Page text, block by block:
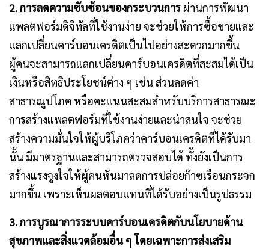
2. การลดความซับซ้อนของกระบวนการ ผ่านการพัฒนา
แพลตฟอร์มดิจิทัลที่ใช้งานง่าย จะช่วยให้การซื้อขายและ
แลกเปลี่ยนคาร์บอนเครดิตเป็นไปอย่างสะดวกมากขึ้น
ผู้คนจะสามารถแลกเปลี่ยนคาร์บอนเครดิตที่สะสมได้เป็น
เงินหรือสิทธิประโยชน์ต่าง ๆ เช่น ส่วนลดค่า
สาธารณูปโภค หรือคะแนนสะสมสำหรับบริการสาธารณะ
การสร้างแพลตฟอร์มที่ใช้งานง่ายและน่าสนใจ จะช่วย
สร้างความมั่นใจให้ผู้บริโภคว่าคาร์บอนเครดิตที่ได้รับมา
นั้น มีมาตรฐานและสามารถตรวจสอบได้ ทั้งยังเป็นการ
สร้างแรงจูงใจให้ผู้คนหันมาลดการปล่อยก๊าซเรือนกระจก
มากขึ้น เพราะเห็นผลตอบแทนที่ได้รับอย่างเป็นรูปธรรม
3. การบูรณาการระบบคาร์บอนเครดิตกับนโยบายด้าน
สุขภาพและสิ่งแวดล้อมอื่น ๆ โดยเฉพาะการส่งเสริม